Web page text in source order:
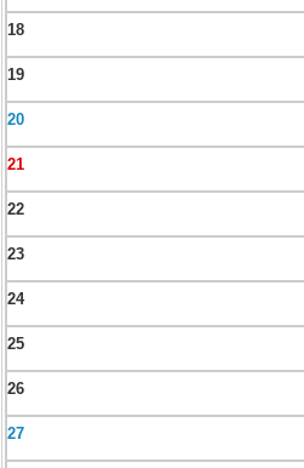
18
19
20
21
22
23
24
25
26
27